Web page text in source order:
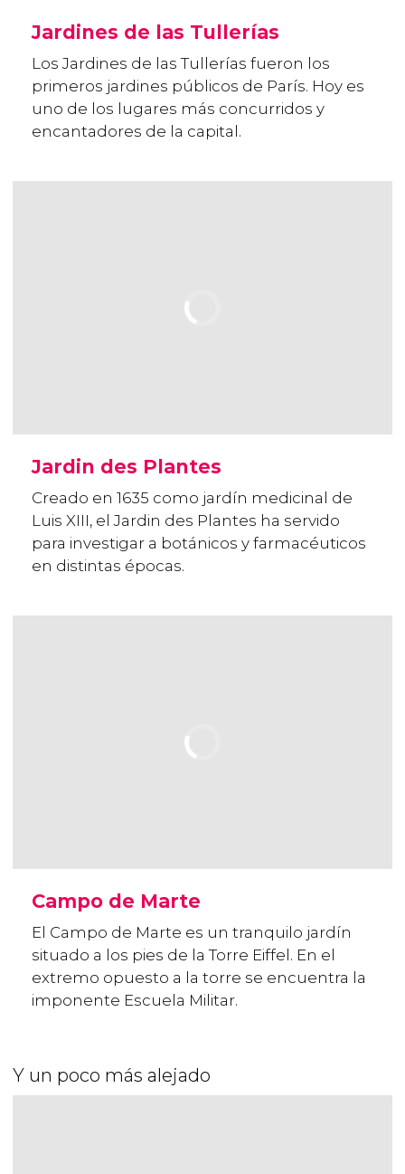
Jardines de las Tullerías
Los Jardines de las Tullerías fueron los
primeros jardines públicos de París. Hoy es
uno de los lugares más concurridos y
encantadores de la capital.
Jardin des Plantes
Creado en 1635 como jardín medicinal de
Luis XIII, el Jardin des Plantes ha servido
para investigar a botánicos y farmacéuticos
en distintas épocas.
Campo de Marte
El Campo de Marte es un tranquilo jardín
situado a los pies de la Torre Eiffel. En el
extremo opuesto a la torre se encuentra la
imponente Escuela Militar.
Y un poco más alejado